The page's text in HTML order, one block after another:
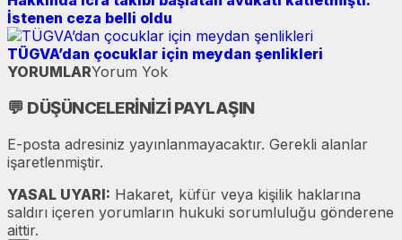
İstenen ceza belli oldu
TÜGVA’dan çocuklar için meydan şenlikleri
YORUMLARYorum Yok
💬 DÜŞÜNCELERİNİZİ PAYLAŞIN
E-posta adresiniz yayınlanmayacaktır. Gerekli alanlar
işaretlenmiştir.
YASAL UYARI: Hakaret, küfür veya kişilik haklarına
saldırı içeren yorumların hukuki sorumluluğu gönderene
aittir.